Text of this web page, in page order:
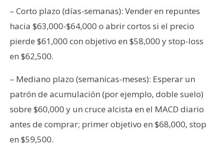
– Corto plazo (días-semanas): Vender en repuntes
hacia $63,000-$64,000 o abrir cortos si el precio
pierde $61,000 con objetivo en $58,000 y stop-loss
en $62,500.
– Mediano plazo (semanicas-meses): Esperar un
patrón de acumulación (por ejemplo, doble suelo)
sobre $60,000 y un cruce alcista en el MACD diario
antes de comprar; primer objetivo en $68,000, stop
en $59,500.